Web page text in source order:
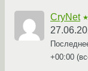
CryNet
+00:00